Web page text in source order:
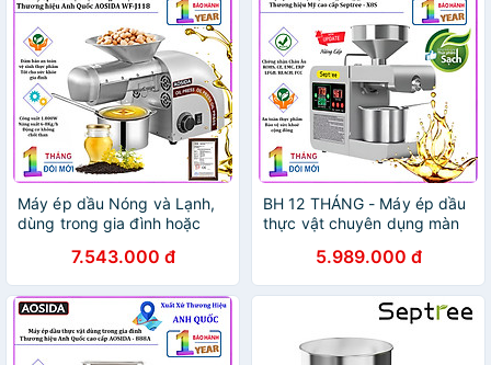
Máy ép dầu Nóng và Lạnh,
dùng trong gia đình hoặc
Quốc AOSIDA cao cấp WF-
J118. Hàng chính hãng
7.543.000 đ
BH 12 THÁNG - Máy ép dầu
thực vật chuyên dụng màn
gia đình. Thương hiệu Mỹ
cao cấp Septree - X8S.
HÀNG CHÍNH HÃNG
5.989.000 đ